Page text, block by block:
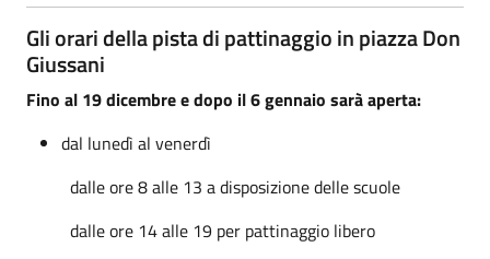
Gli orari della pista di pattinaggio in piazza Don
Giussani
Fino al 19 dicembre e dopo il 6 gennaio sarà aperta:
dal lunedì al venerdì
dalle ore 8 alle 13 a disposizione delle scuole
dalle ore 14 alle 19 per pattinaggio libero